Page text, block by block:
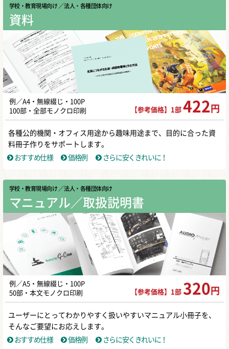
学校・教育現場向け ／ 法人・各種団体向け
資料
例／A4・無線綴じ・100P
100部・全部モノクロ印刷
【参考価格】1部 422 円
各種公的機関・オフィス用途から趣味用途まで、目的に合った資
料冊子作りをサポートします。
おすすめ仕様
価格例 さらに安くきれいに！
学校・教育現場向け ／ 法人・各種団体向け
マニュアル／取扱説明書
例／A5・無線綴じ・100P
50部・本文モノクロ印刷
【参考価格】1部 320 円
ユーザーにとってわかりやすく扱いやすいマニュアル小冊子を、
そんなご要望にお応えします。
おすすめ仕様
価格例 さらに安くきれいに！